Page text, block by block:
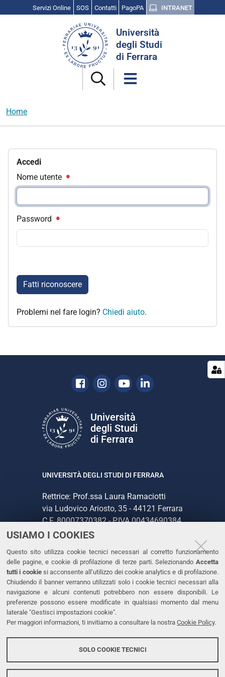
USIAMO I COOKIES
Questo sito utilizza cookie tecnici necessari al corretto funzionamento
delle pagine, e cookie di profilazione di terze parti. Selezionando Accetta
tutti i cookiesi acconsente all’utilizzo dei cookie analytics e di profilazione.
Chiudendo il banner verranno utilizzati solo i cookie tecnici necessari alla
navigazione e alcuni contenuti potrebbero non essere disponibili. Le
preferenze possono essere modificate in qualsiasi momento dal menu
laterale "Gestisci impostazioni cookie".
Per maggiori informazioni, ti invitiamo a consultare la nostra Cookie Policy.
SOLO COOKIE TECNICI
Servizi Online SOS Contatti PagoPA INTRANET
Università
degli Studi
di Ferrara
Home
Accedi
Nome utente
Password
Fatti riconoscere
Problemi nel fare login? Chiedi aiuto.
Facebook
Instagram
YoutubeLinkedin
Università
degli Studi
di Ferrara
UNIVERSITÀ DEGLI STUDI DI FERRARA
Rettrice: Prof.ssa Laura Ramaciotti
via Ludovico Ariosto, 35 - 44121 Ferrara
C.F. 80007370382 - P.IVA 00434690384
CONTATTI
Tel. +39 0532 293111
Fax. +39 0532 293031
PEC
LINKS
Accessibilità
Protezione dati personali